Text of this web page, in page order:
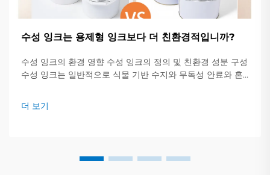
수성 잉크는 용제형 잉크보다 더 친환경적입니까?
수성 잉크의 환경 영향 수성 잉크의 정의 및 친환경 성분 구성
수성 잉크는 일반적으로 식물 기반 수지와 무독성 안료와 혼
더 보기